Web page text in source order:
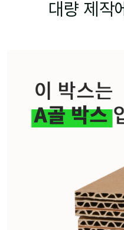
대량 제작